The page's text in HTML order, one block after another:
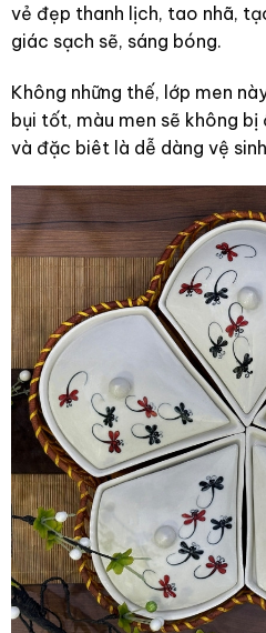
vẻ đẹp thanh lịch, tao nhã,
giác sạch sẽ, sáng bóng.
Không những thế, lớp men
bụi tốt, màu men sẽ không bị
và đặc biêt là dễ dàng vệ